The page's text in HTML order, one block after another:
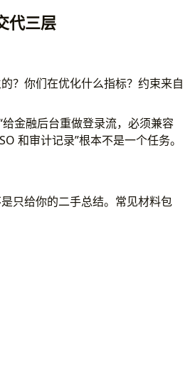
代三层
？你们在优化什么指标？约束来自
给金融后台重做登录流，必须兼容
和审计记录”根本不是一个任务。
只给你的二手总结。常见材料包